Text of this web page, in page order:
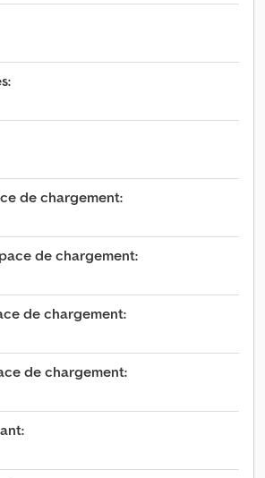
de chargement:
de chargement:
de chargement:
de chargement: